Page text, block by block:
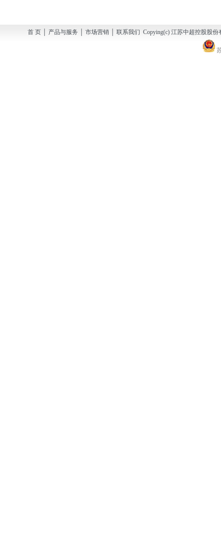
首 页 │ 产品与服务 │ 市场营销 │ 联系我们 Copying(c) 江苏中超控股股